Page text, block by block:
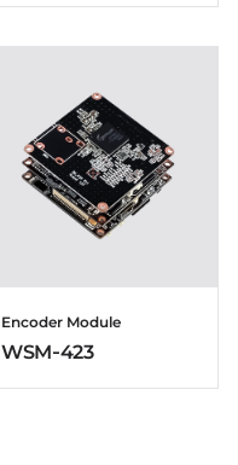
Encoder Module
WSM-423